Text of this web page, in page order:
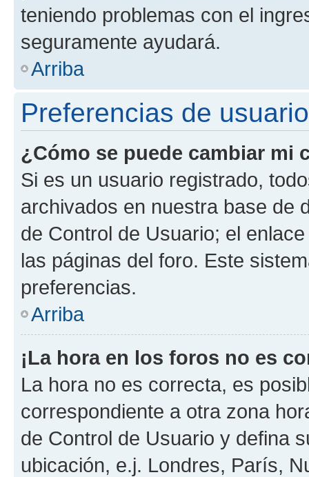
teniendo problemas con el
seguramente ayudará.
Arriba
Preferencias de
¿Cómo se puede cambiar mi
Si es un usuario registrado,
archivados en nuestra base de
de Control de Usuario; el
las páginas del foro. Este
preferencias.
Arriba
¡La hora en los foros no es
La hora no es correcta, es
correspondiente a otra zona
de Control de Usuario y defina
ubicación, e.j. Londres, París,